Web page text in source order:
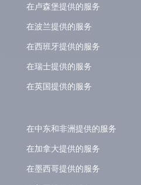
在卢森堡提供的服务
在波兰提供的服务
在西班牙提供的服务
在瑞士提供的服务
在英国提供的服务
在中东和非洲提供的服务
在加拿大提供的服务
在墨西哥提供的服务